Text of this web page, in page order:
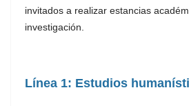
invitados a realizar estancias
investigación.
Línea 1: Estudios